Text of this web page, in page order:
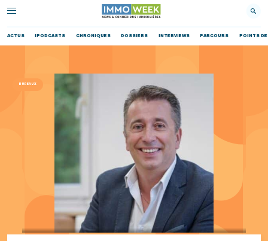
ACTUS IPODCASTS CHRONIQUES DOSSIERS INTERVIEWS PARCOURS POINTS DE
BUREAUX